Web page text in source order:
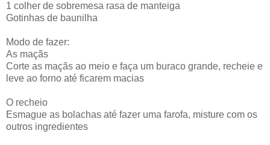
1 colher de sobremesa rasa de manteiga
Gotinhas de baunilha
Modo de fazer:
As maçãs
Corte as maçãs ao meio e faça um buraco grande, recheie e
leve ao forno até ficarem macias
O recheio
Esmague as bolachas até fazer uma farofa, misture com os
outros ingredientes